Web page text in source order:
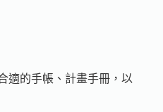
適的手帳、計畫手冊，以